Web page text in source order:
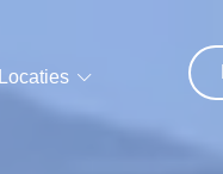
Locaties